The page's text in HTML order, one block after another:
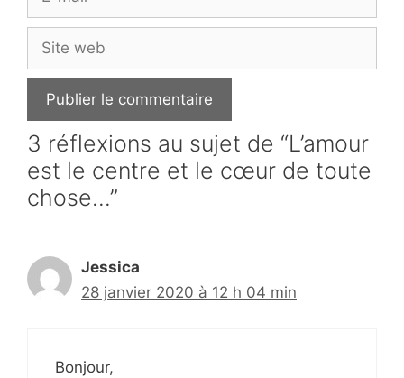
mail
web
3 réflexions au sujet de “L’amour
est le centre et le cœur de toute
chose…”
Jessica
28 janvier 2020 à 12 h 04 min
Bonjour,